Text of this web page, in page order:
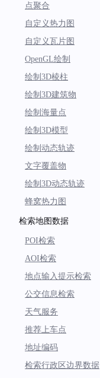
点聚合
自定义热力图
自定义瓦片图
OpenGL绘制
绘制3D棱柱
绘制3D建筑物
绘制海量点
绘制3D模型
绘制动态轨迹
文字覆盖物
绘制3D动态轨迹
蜂窝热力图
检索地图数据
POI检索
AOI检索
地点输入提示检索
公交信息检索
天气服务
推荐上车点
地址编码
检索行政区边界数据